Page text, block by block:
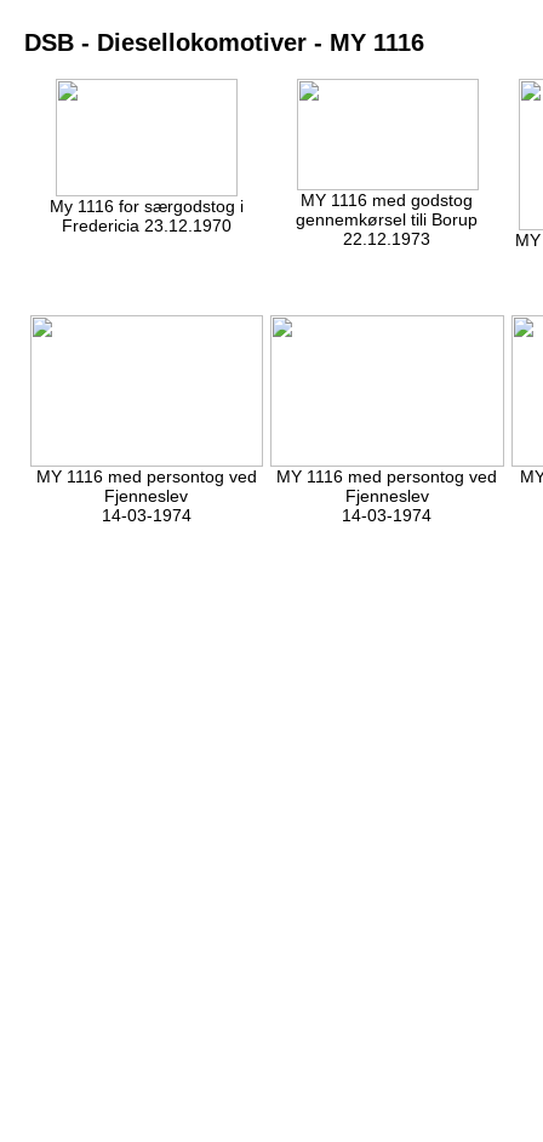
DSB - Diesellokomotiver - MY 1116
My 1116 for særgodstog i
Fredericia 23.12.1970
MY 1116 med godstog
gennemkørsel tili Borup
22.12.1973
MY 1116 med persontog ved
Fjenneslev
14-03-1974
MY 1116 med persontog ved
Fjenneslev
14-03-1974